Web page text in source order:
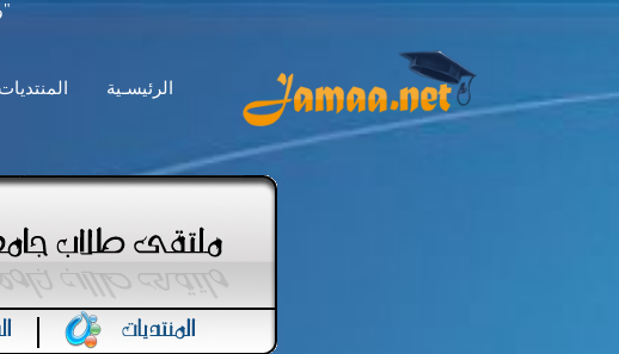
"وقـل اعمـلوا فسـيرى الله عـملكم ورسـوله والمؤمنـون"
الرئيسـية المنتديات